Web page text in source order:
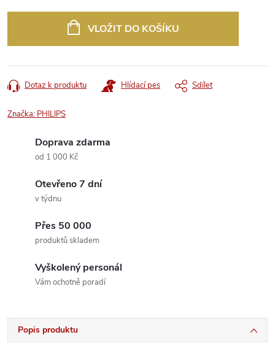
VLOŽIT DO KOŠÍKU
Dotaz k produktu Hlídací pes Sdílet
Značka: PHILIPS
Doprava zdarma
od 1 000 Kč
Otevřeno 7 dní
v týdnu
Přes 50 000
produktů skladem
Vyškolený personál
Vám ochotně poradí
Popis produktu